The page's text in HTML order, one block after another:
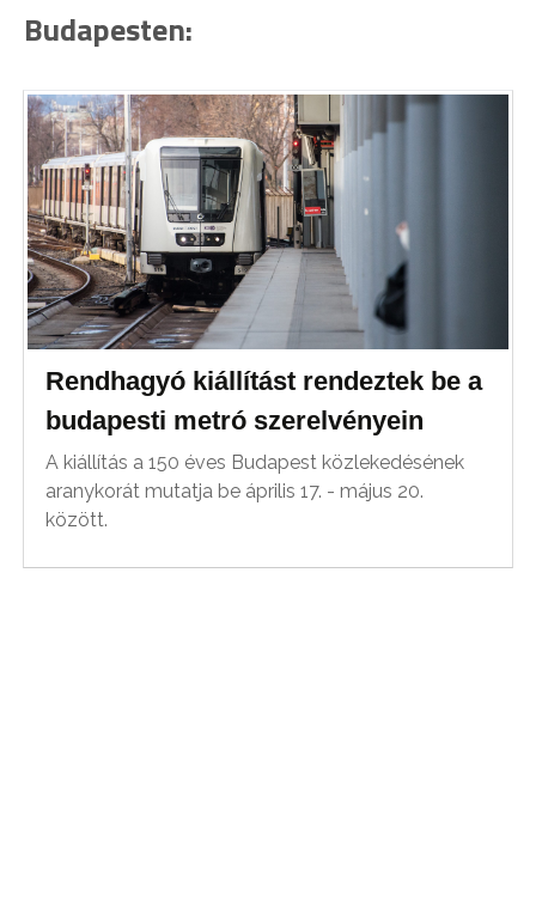
Budapesten:
Rendhagyó kiállítást rendeztek be a
budapesti metró szerelvényein
A kiállítás a 150 éves Budapest közlekedésének
aranykorát mutatja be április 17. - május 20.
között.